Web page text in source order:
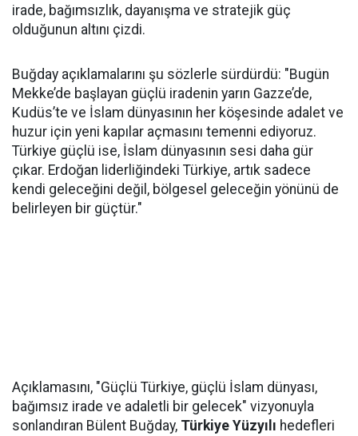
irade, bağımsızlık, dayanışma ve stratejik güç
olduğunun altını çizdi.
Buğday açıklamalarını şu sözlerle sürdürdü: "Bugün
Mekke’de başlayan güçlü iradenin yarın Gazze’de,
Kudüs’te ve İslam dünyasının her köşesinde adalet ve
huzur için yeni kapılar açmasını temenni ediyoruz.
Türkiye güçlü ise, İslam dünyasının sesi daha gür
çıkar. Erdoğan liderliğindeki Türkiye, artık sadece
kendi geleceğini değil, bölgesel geleceğin yönünü de
belirleyen bir güçtür."
Açıklamasını, "Güçlü Türkiye, güçlü İslam dünyası,
bağımsız irade ve adaletli bir gelecek" vizyonuyla
sonlandıran Bülent Buğday, Türkiye Yüzyılı hedefleri